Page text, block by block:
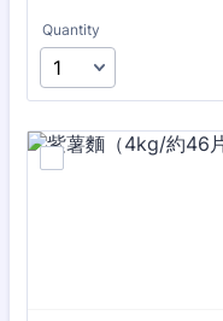
Quantity